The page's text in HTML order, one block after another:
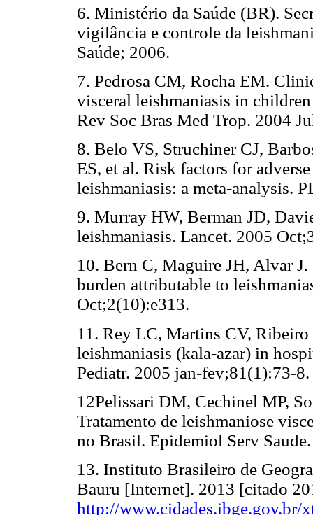
6. Ministério da Saúde (BR).
vigilância e controle da
Saúde; 2006.
7. Pedrosa CM, Rocha EM.
visceral leishmaniasis in
Rev Soc Bras Med Trop. 2004
8. Belo VS, Struchiner CJ,
ES, et al. Risk factors for
leishmaniasis: a meta-analysis.
9. Murray HW, Berman JD,
leishmaniasis. Lancet. 2005
10. Bern C, Maguire JH, Alvar
burden attributable to
Oct;2(10):e313.
11. Rey LC, Martins CV,
leishmaniasis (kala-azar) in
Pediatr. 2005 jan-fev;81(1):73-8.
12Pelissari DM, Cechinel MP,
Tratamento de leishmaniose
no Brasil. Epidemiol Serv
13. Instituto Brasileiro de
Bauru [Internet]. 2013 [citado
http://www.cidades.ibge.gov.br/